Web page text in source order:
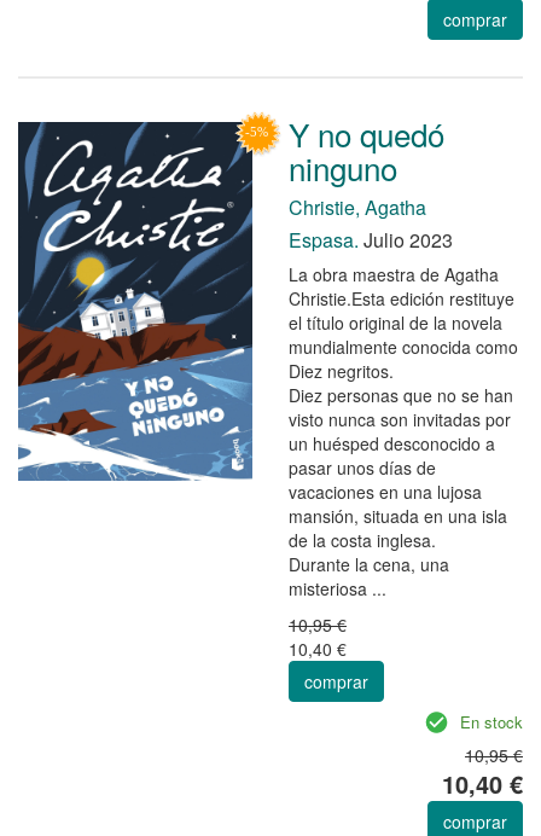
comprar
Y no quedó
ninguno
Christie, Agatha
Espasa. Julio 2023
La obra maestra de Agatha
Christie.Esta edición restituye
el título original de la novela
mundialmente conocida como
Diez negritos.
Diez personas que no se han
visto nunca son invitadas por
un huésped desconocido a
pasar unos días de
vacaciones en una lujosa
mansión, situada en una isla
de la costa inglesa.
Durante la cena, una
misteriosa ...
10,95 €
10,40 €
comprar
En stock
10,95 €
10,40 €
comprar